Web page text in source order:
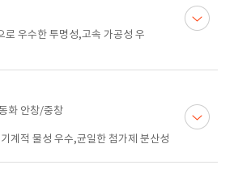
우수한 투명성,고속 가공성 우
화 안창/중창
계적 물성 우수,균일한 첨가제 분산성